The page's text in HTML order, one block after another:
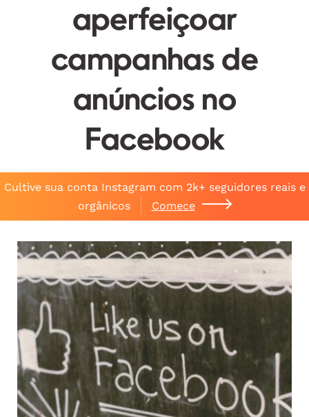
Twitter (𝕏)
Outros
aperfeiçoar
campanhas de
anúncios no
Facebook
Cultive sua conta Instagram com 2k+ seguidores reais e
orgânicos
Comece